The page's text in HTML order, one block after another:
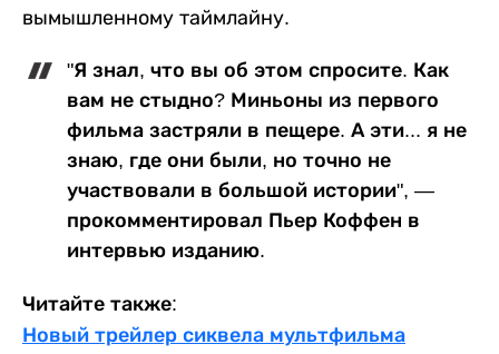
вымышленному таймлайну.
"Я знал, что вы об этом спросите. Как
вам не стыдно? Миньоны из первого
фильма застряли в пещере. А эти... я не
знаю, где они были, но точно не
участвовали в большой истории", —
прокомментировал Пьер Коффен в
интервью изданию.
Читайте также:
Новый трейлер сиквела мультфильма